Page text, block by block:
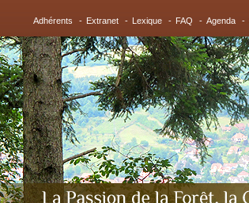
Adhérents - Extranet - Lexique - FAQ - Agenda -